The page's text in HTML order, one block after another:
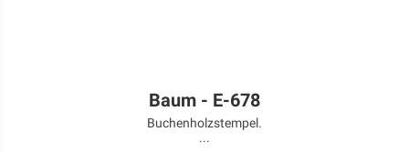
Baum - E-678
Buchenholzstempel.
...